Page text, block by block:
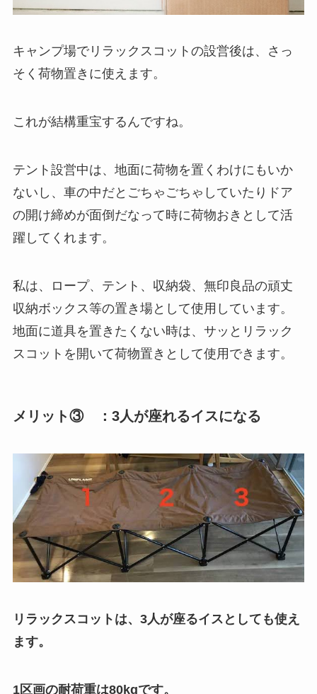
キャンプ場でリラックスコットの設営後は、さっ
そく荷物置きに使えます。
これが結構重宝するんですね。
テント設営中は、地面に荷物を置くわけにもいか
ないし、車の中だとごちゃごちゃしていたりドア
の開け締めが面倒だなって時に荷物おきとして活
躍してくれます。
私は、ロープ、テント、収納袋、無印良品の頑丈
収納ボックス等の置き場として使用しています。
地面に道具を置きたくない時は、サッとリラック
スコットを開いて荷物置きとして使用できます。
メリット③ ：3人が座れるイスになる
リラックスコットは、3人が座るイスとしても使え
ます。
1区画の耐荷重は80kgです。